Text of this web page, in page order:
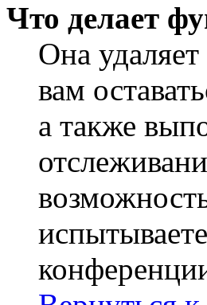
Что делает
Она
вам
а также